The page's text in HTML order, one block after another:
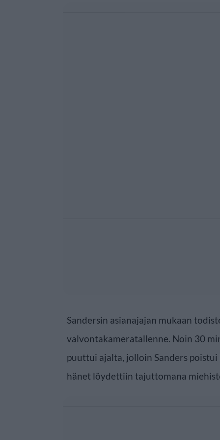
Sandersin asianajajan mukaan
valvontakameratallenne. Noin 30
puuttui ajalta, jolloin Sanders
hänet löydettiin tajuttomana